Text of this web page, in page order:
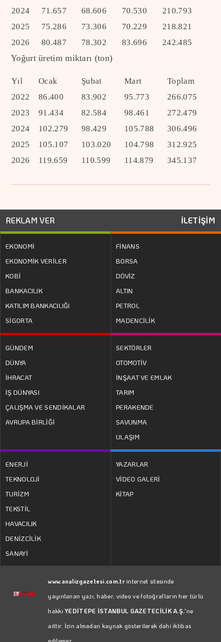
2024
71.657 68.606 70.530
210.793
2025
75.286 73.306 70.229
218.821
2026
80.487 78.302 83.696 242.485
Yoğurt üretim miktarı (ton)
Yıl Ocak Şubat Mart
Toplam
2022
86.400 83.902 95.773
266.075
2023
91.434 82.584 98.461
272.479
2024
102.279 98.429 105.788
306.496
2025
105.107 103.020 104.798
312.925
2026
119.659 110.599 114.879 345.137
REKLAM VER İLETİŞİM
EKONOMİ
EKONOMİK VERİLER
KOBİ
BANKACILIK
KATILIM BANKACILIĞI
SİGORTA
FİNANS
BORSA
DÖVİZ
ALTIN
PETROL
MADENCİLİK
GÜNDEM
DÜNYA
İHRACAT
İŞ DÜNYASI
ÇALIŞMA VE SENDİKALAR
AVRUPA BİRLİĞİ
SEKTÖRLER
OTOMOTİV
İNŞAAT VE EMLAK
TARIM
PERAKENDE
SAVUNMA
ULAŞIM
ENERJİ
TEKNOLOJİ
TURİZM
TEKSTİL
HAVACILIK
DENİZCİLİK
SANAYİ
YAZARLAR
VİDEO GALERİ
KİTAP
www.analizgazetesi.com.trinternet sitesinde
yayınlanan yazı, haber, video ve fotoğrafların her türlü
hakkıYEDİTEPE İSTANBUL GAZETECİLİK A.Ş.'ne
aittir. İzin almadan kaynak gösterilerek dahi iktibas
edilemez.